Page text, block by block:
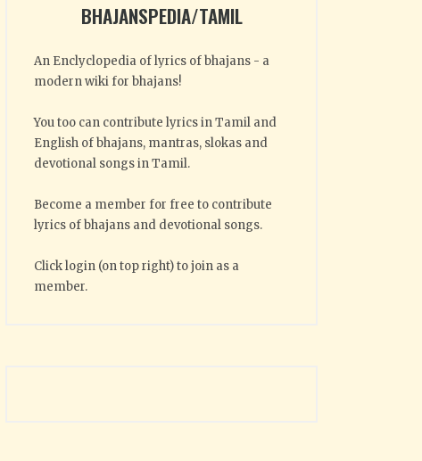
BHAJANSPEDIA/TAMIL
An Enclyclopedia of lyrics of bhajans - a
modern wiki for bhajans!
You too can contribute lyrics in Tamil and
English of bhajans, mantras, slokas and
devotional songs in Tamil.
Become a member for free to contribute
lyrics of bhajans and devotional songs.
Click login (on top right) to join as a
member.